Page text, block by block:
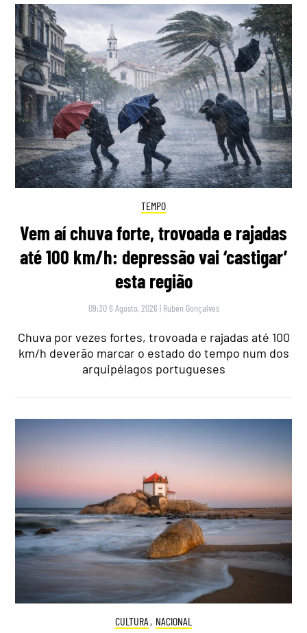
TEMPO
Vem aí chuva forte, trovoada e rajadas
até 100 km/h: depressão vai ‘castigar’
esta região
09:30 6 Agosto, 2026 | Rubén Gonçalves
Chuva por vezes fortes, trovoada e rajadas até 100
km/h deverão marcar o estado do tempo num dos
arquipélagos portugueses
CULTURA , NACIONAL